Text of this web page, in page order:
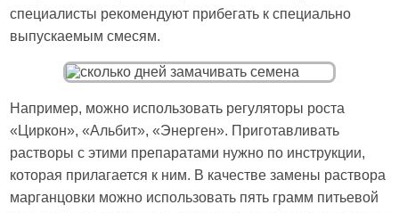
специалисты рекомендуют прибегать к специально
выпускаемым смесям.
Например, можно использовать регуляторы роста
«Циркон», «Альбит», «Энерген». Приготавливать
растворы с этими препаратами нужно по инструкции,
которая прилагается к ним. В качестве замены раствора
марганцовки можно использовать пять грамм питьевой